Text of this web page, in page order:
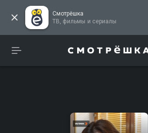
Смотрёшка
ТВ, фильмы и сериалы